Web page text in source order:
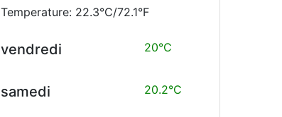
Temperature: 22.3°C/72.1°F
vendredi 20°C
samedi 20.2°C